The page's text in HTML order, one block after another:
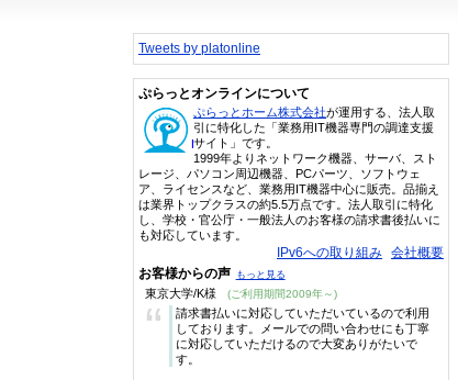
Tweets by platonline
ぷらっとオンラインについて
ぷらっとホーム株式会社が運用する、法人取
引に特化した「業務用IT機器専門の調達支援
サイト」です。
1999年よりネットワーク機器、サーバ、スト
レージ、パソコン周辺機器、PCパーツ、ソフトウェ
ア、ライセンスなど、業務用IT機器中心に販売。品揃え
は業界トップクラスの約5.5万点です。法人取引に特化
し、学校・官公庁・一般法人のお客様の請求書後払いに
も対応しています。
IPv6への取り組み 会社概要
お客様からの声 もっと見る
東京大学/K様 (ご利用期間2009年～)
“
請求書払いに対応していただいているので利用
しております。メールでの問い合わせにも丁寧
に対応していただけるので大変ありがたいで
す。